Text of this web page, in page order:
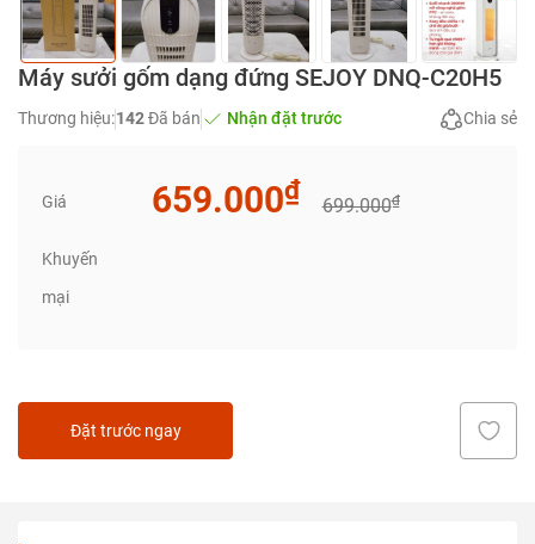
Máy sưởi gốm dạng đứng SEJOY DNQ-C20H5
Thương hiệu:142Đã bán Nhận đặt trước Chia sẻ
Giá 659.000₫
699.000₫
Khuyến
mại
Đặt trước ngay